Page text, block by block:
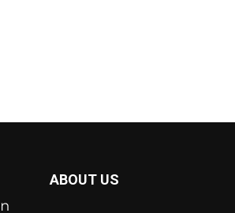
ABOUT US